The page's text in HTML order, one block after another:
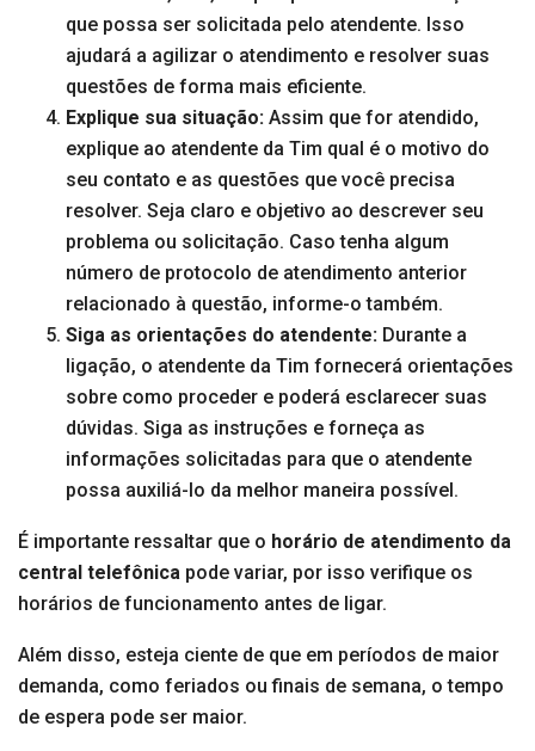
que possa ser solicitada pelo atendente. Isso
ajudará a agilizar o atendimento e resolver suas
questões de forma mais eficiente.
Explique sua situação: Assim que for atendido,
explique ao atendente da Tim qual é o motivo do
seu contato e as questões que você precisa
resolver. Seja claro e objetivo ao descrever seu
problema ou solicitação. Caso tenha algum
número de protocolo de atendimento anterior
relacionado à questão, informe-o também.
Siga as orientações do atendente: Durante a
ligação, o atendente da Tim fornecerá orientações
sobre como proceder e poderá esclarecer suas
dúvidas. Siga as instruções e forneça as
informações solicitadas para que o atendente
possa auxiliá-lo da melhor maneira possível.
É importante ressaltar que o horário de atendimento da
central telefônica pode variar, por isso verifique os
horários de funcionamento antes de ligar.
Além disso, esteja ciente de que em períodos de maior
demanda, como feriados ou finais de semana, o tempo
de espera pode ser maior.